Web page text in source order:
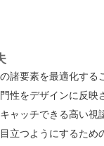
諸要素を最適化する
性をデザインに反映
ャッチできる高い視
立つようにするため